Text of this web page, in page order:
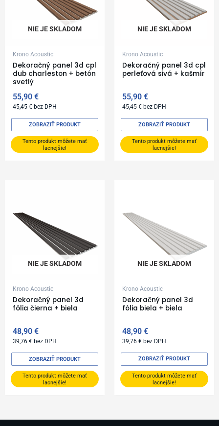
NIE JE SKLADOM
Krono Acoustic
Dekoračný panel 3d cpl
dub charleston + betón
svetlý
55,90€
45,45€ bez DPH
Tento produkt môžete mať
lacnejšie!
ZOBRAZIŤ PRODUKT
NIE JE SKLADOM
Krono Acoustic
Dekoračný panel 3d cpl
perleťová sivá + kašmír
55,90€
45,45€ bez DPH
Tento produkt môžete mať
lacnejšie!
ZOBRAZIŤ PRODUKT
NIE JE SKLADOM
Krono Acoustic
Dekoračný panel 3d
fólia čierna + biela
48,90€
39,76€ bez DPH
Tento produkt môžete mať
lacnejšie!
ZOBRAZIŤ PRODUKT
NIE JE SKLADOM
Krono Acoustic
Dekoračný panel 3d
fólia biela + biela
48,90€
39,76€ bez DPH
Tento produkt môžete mať
lacnejšie!
ZOBRAZIŤ PRODUKT